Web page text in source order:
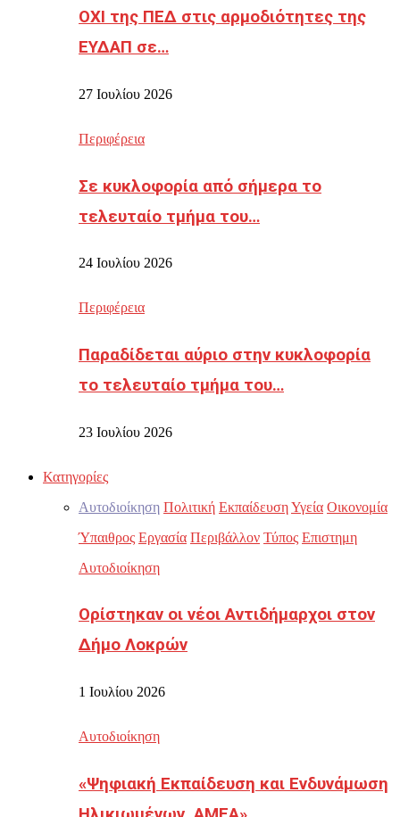
ΟΧΙ της ΠΕΔ στις αρμοδιότητες της
ΕΥΔΑΠ σε…
27 Ιουλίου 2026
Περιφέρεια
Σε κυκλοφορία από σήμερα το
τελευταίο τμήμα του…
24 Ιουλίου 2026
Περιφέρεια
Παραδίδεται αύριο στην κυκλοφορία
το τελευταίο τμήμα του…
23 Ιουλίου 2026
Κατηγορίες
Αυτοδιοίκηση Πολιτική ΕκπαίδευσηΥγεία Οικονομία
Ύπαιθρος Εργασία Περιβάλλον Τύπος Επιστημη
Αυτοδιοίκηση
Ορίστηκαν οι νέοι Αντιδήμαρχοι στον
Δήμο Λοκρών
1 Ιουλίου 2026
Αυτοδιοίκηση
«Ψηφιακή Εκπαίδευση και Ενδυνάμωση